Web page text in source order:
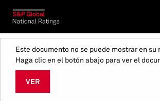
Este documento no se puede mostrar en su
Haga clic en el botón abajo para ver el
VER